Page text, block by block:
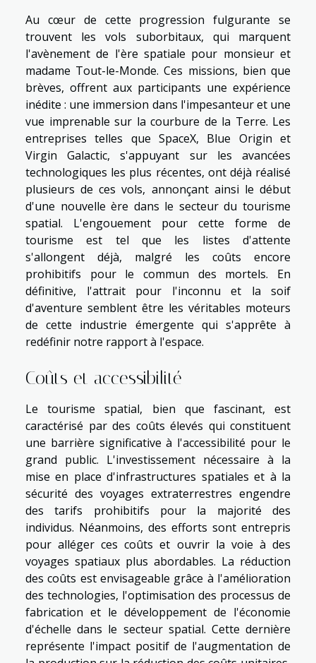
Au cœur de cette progression fulgurante se
trouvent les vols suborbitaux, qui marquent
l'avènement de l'ère spatiale pour monsieur et
madame Tout-le-Monde. Ces missions, bien que
brèves, offrent aux participants une expérience
inédite : une immersion dans l'impesanteur et une
vue imprenable sur la courbure de la Terre. Les
entreprises telles que SpaceX, Blue Origin et
Virgin Galactic, s'appuyant sur les avancées
technologiques les plus récentes, ont déjà réalisé
plusieurs de ces vols, annonçant ainsi le début
d'une nouvelle ère dans le secteur du tourisme
spatial. L'engouement pour cette forme de
tourisme est tel que les listes d'attente
s'allongent déjà, malgré les coûts encore
prohibitifs pour le commun des mortels. En
définitive, l'attrait pour l'inconnu et la soif
d'aventure semblent être les véritables moteurs
de cette industrie émergente qui s'apprête à
redéfinir notre rapport à l'espace.
Coûts et accessibilité
Le tourisme spatial, bien que fascinant, est
caractérisé par des coûts élevés qui constituent
une barrière significative à l'accessibilité pour le
grand public. L'investissement nécessaire à la
mise en place d'infrastructures spatiales et à la
sécurité des voyages extraterrestres engendre
des tarifs prohibitifs pour la majorité des
individus. Néanmoins, des efforts sont entrepris
pour alléger ces coûts et ouvrir la voie à des
voyages spatiaux plus abordables. La réduction
des coûts est envisageable grâce à l'amélioration
des technologies, l'optimisation des processus de
fabrication et le développement de l'économie
d'échelle dans le secteur spatial. Cette dernière
représente l'impact positif de l'augmentation de